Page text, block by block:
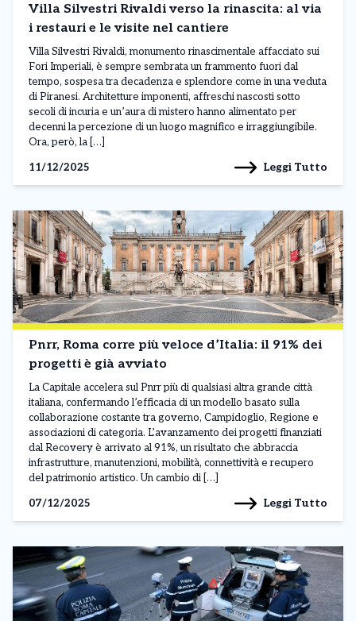
Villa Silvestri Rivaldi verso la rinascita: al via
i restauri e le visite nel cantiere
Villa Silvestri Rivaldi, monumento rinascimentale affacciato sui
Fori Imperiali, è sempre sembrata un frammento fuori dal
tempo, sospesa tra decadenza e splendore come in una veduta
di Piranesi. Architetture imponenti, affreschi nascosti sotto
secoli di incuria e un’aura di mistero hanno alimentato per
decenni la percezione di un luogo magnifico e irraggiungibile.
Ora, però, la […]
11/12/2025
Leggi Tutto
Pnrr, Roma corre più veloce d’Italia: il 91% dei
progetti è già avviato
La Capitale accelera sul Pnrr più di qualsiasi altra grande città
italiana, confermando l’efficacia di un modello basato sulla
collaborazione costante tra governo, Campidoglio, Regione e
associazioni di categoria. L’avanzamento dei progetti finanziati
dal Recovery è arrivato al 91%, un risultato che abbraccia
infrastrutture, manutenzioni, mobilità, connettività e recupero
del patrimonio artistico. Un cambio di […]
07/12/2025
Leggi Tutto